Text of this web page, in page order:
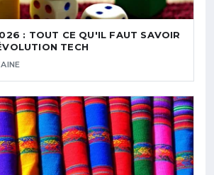
: TOUT CE QU'IL FAUT SAVOIR
TECH